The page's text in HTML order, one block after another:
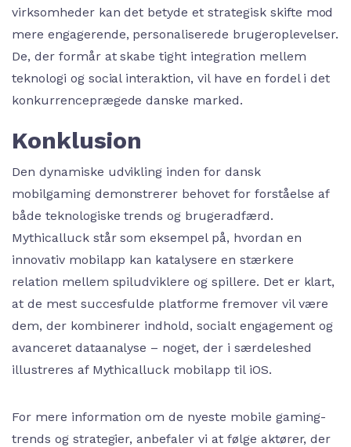
virksomheder kan det betyde et strategisk skifte mod
mere engagerende, personaliserede brugeroplevelser.
De, der formår at skabe tight integration mellem
teknologi og social interaktion, vil have en fordel i det
konkurrenceprægede danske marked.
Konklusion
Den dynamiske udvikling inden for dansk
mobilgaming demonstrerer behovet for forståelse af
både teknologiske trends og brugeradfærd.
Mythicalluck står som eksempel på, hvordan en
innovativ mobilapp kan katalysere en stærkere
relation mellem spiludviklere og spillere. Det er klart,
at de mest succesfulde platforme fremover vil være
dem, der kombinerer indhold, socialt engagement og
avanceret dataanalyse – noget, der i særdeleshed
illustreres af Mythicalluck mobilapp til iOS.
For mere information om de nyeste mobile gaming-
trends og strategier, anbefaler vi at følge aktører, der